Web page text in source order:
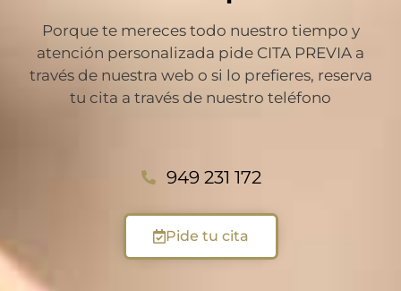
Porque te mereces todo nuestro tiempo y
atención personalizada pide CITA PREVIA a
través de nuestra web o si lo prefieres, reserva
tu cita a través de nuestro teléfono
949 231 172
Pide tu cita